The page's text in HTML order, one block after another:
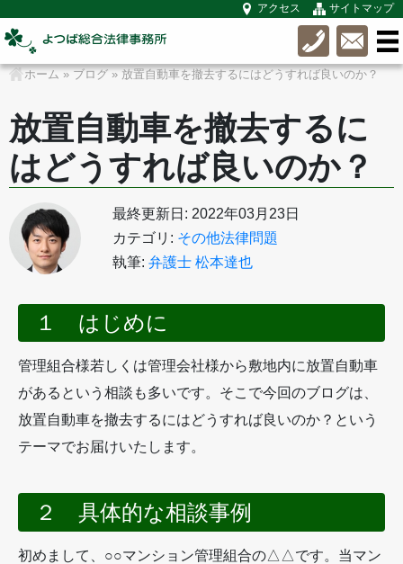
アクセス サイトマップ
ホーム » ブログ» 放置自動車を撤去するにはどうすれば良いのか？
放置自動車を撤去するに
はどうすれば良いのか？
最終更新日: 2022年03月23日
カテゴリ: その他法律問題
執筆: 弁護士 松本達也
１ はじめに
管理組合様若しくは管理会社様から敷地内に放置自動車
があるという相談も多いです。そこで今回のブログは、
放置自動車を撤去するにはどうすれば良いのか？という
テーマでお届けいたします。
２ 具体的な相談事例
初めまして、○○マンション管理組合の△△です。当マン